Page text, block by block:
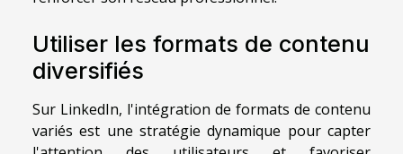
Utiliser les formats de contenu
diversifiés
Sur LinkedIn, l'intégration de formats de contenu
variés est une stratégie dynamique pour capter